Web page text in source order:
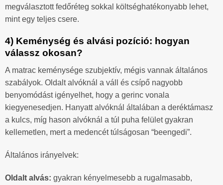
megválasztott fedőréteg sokkal költséghatékonyabb lehet,
mint egy teljes csere.
4) Keménység és alvási pozíció: hogyan
válassz okosan?
A matrac keménysége szubjektív, mégis vannak általános
szabályok. Oldalt alvóknál a váll és csípő nagyobb
benyomódást igényelhet, hogy a gerinc vonala
kiegyenesedjen. Hanyatt alvóknál általában a deréktámasz
a kulcs, míg hason alvóknál a túl puha felület gyakran
kellemetlen, mert a medencét túlságosan “beengedi”.
Általános irányelvek:
Oldalt alvás: gyakran kényelmesebb a rugalmasabb,